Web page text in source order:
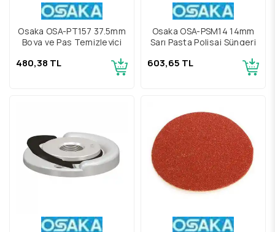
Osaka OSA-PT157 37.5mm
Boya ve Pas Temizleyici
480,38 TL
Osaka OSA-PSM14 14mm
Sarı Pasta Polisaj Süngeri
603,65 TL